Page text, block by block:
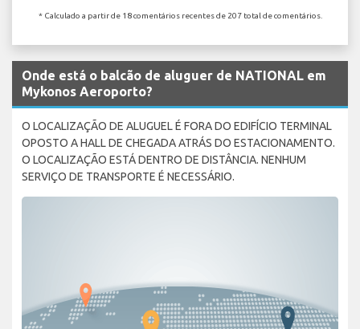
* Calculado a partir de 18 comentários recentes de 207 total de comentários.
Onde está o balcão de aluguer de NATIONAL em
Mykonos Aeroporto?
O LOCALIZAÇÃO DE ALUGUEL É FORA DO EDIFÍCIO TERMINAL
OPOSTO A HALL DE CHEGADA ATRÁS DO ESTACIONAMENTO.
O LOCALIZAÇÃO ESTÁ DENTRO DE DISTÂNCIA. NENHUM
SERVIÇO DE TRANSPORTE É NECESSÁRIO.